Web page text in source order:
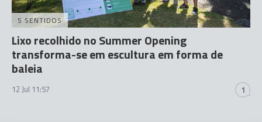
5 SENTIDOS
Lixo recolhido no Summer Opening
transforma-se em escultura em forma de
baleia
12 Jul 11:57 1